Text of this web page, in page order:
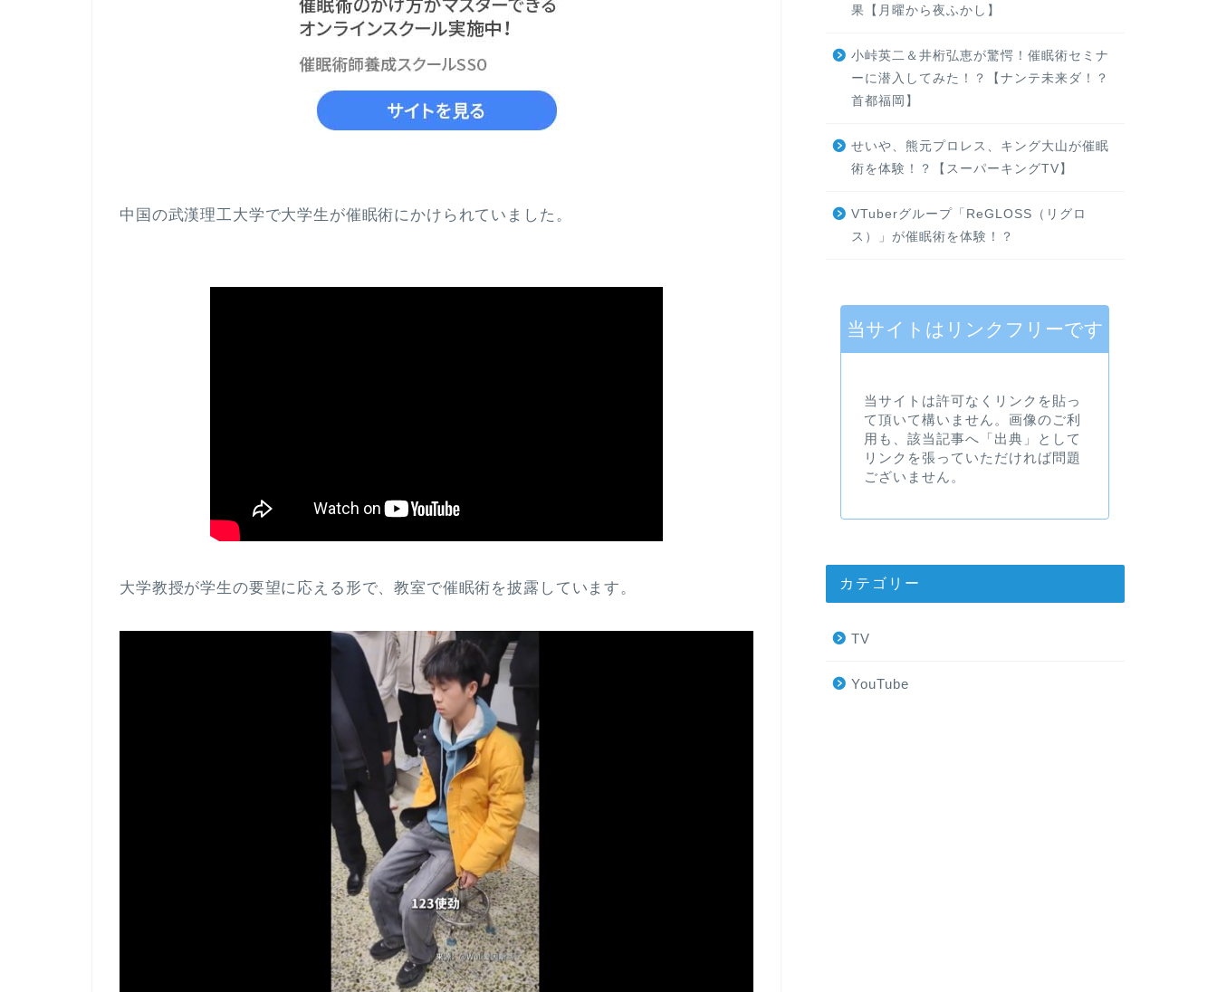
中国の武漢理工大学で大学生が催眠術にかけられていました。
大学教授が学生の要望に応える形で、教室で催眠術を披露しています。
果【月曜から夜ふかし】
小峠英二＆井桁弘恵が驚愕！催眠術セミナ
ーに潜入してみた！？【ナンテ未来ダ！？
首都福岡】
せいや、熊元プロレス、キング大山が催眠
術を体験！？【スーパーキングTV】
VTuberグループ「ReGLOSS（リグロ
ス）」が催眠術を体験！？
当サイトはリンクフリーです
当サイトは許可なくリンクを貼っ
て頂いて構いません。画像のご利
用も、該当記事へ「出典」として
リンクを張っていただければ問題
ございません。
カテゴリー
TV
YouTube